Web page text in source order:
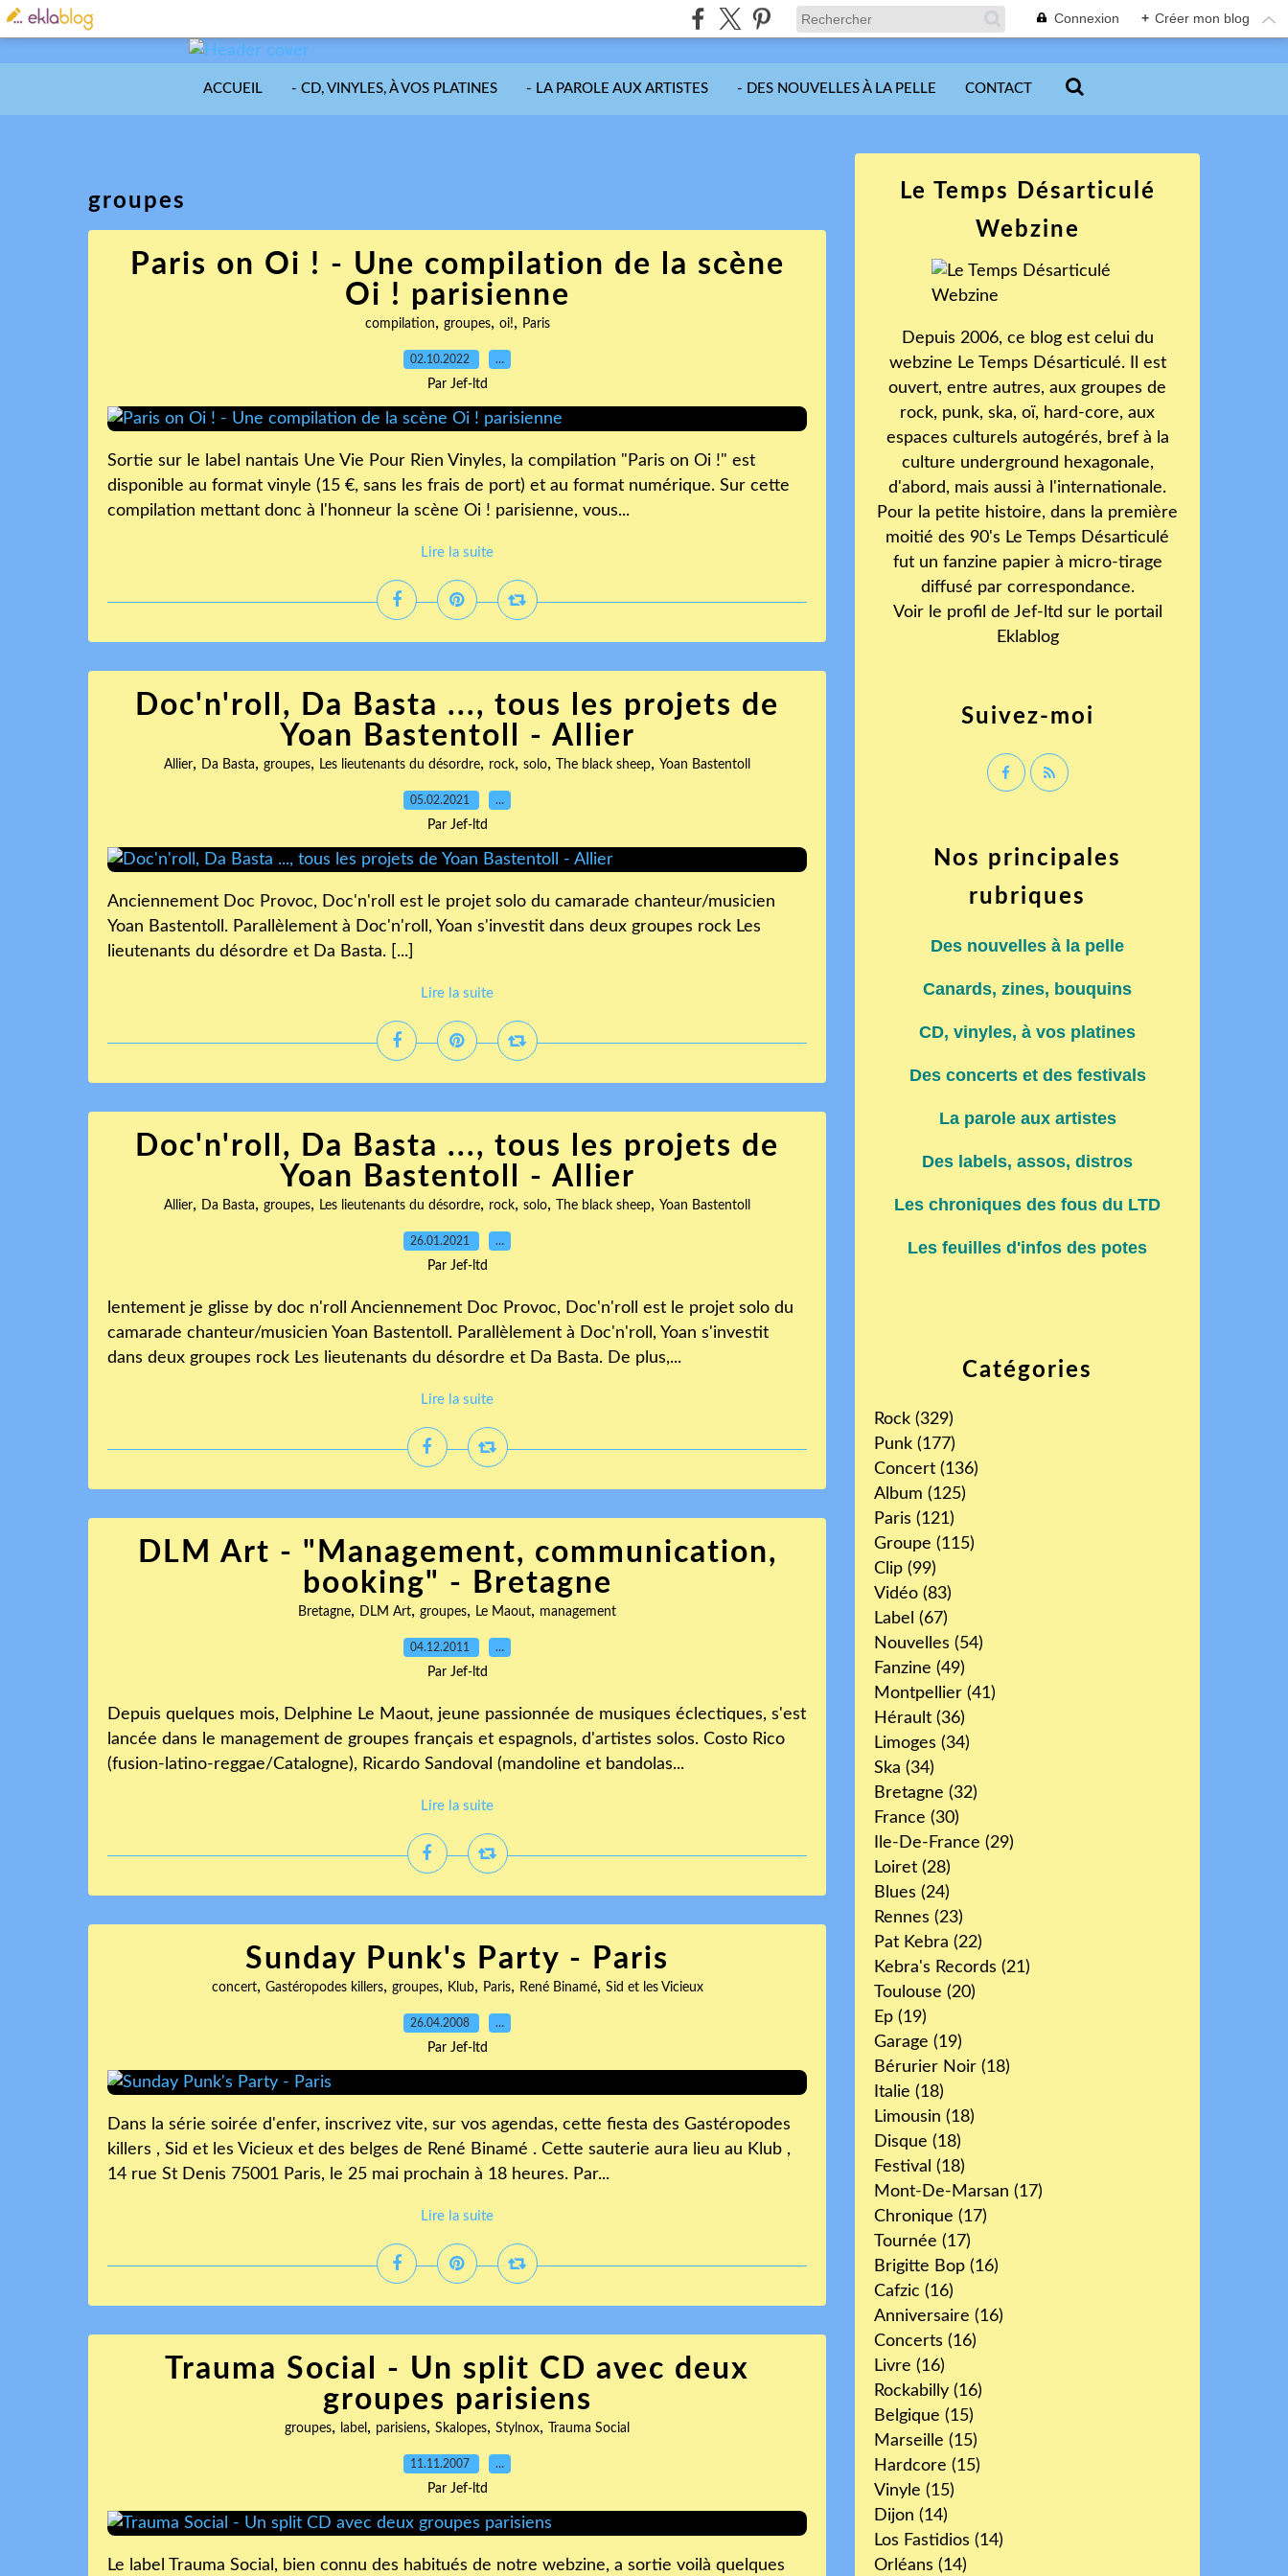
Connexion + Créer mon blog
ACCUEIL - CD, VINYLES, À VOS PLATINES - LA PAROLE AUX ARTISTES - DES NOUVELLES À LA PELLE CONTACT
groupes
Paris on Oi ! - Une compilation de la scène
Oi ! parisienne
compilation, groupes, oi!, Paris
02.10.2022 …
Par Jef-ltd
Sortie sur le label nantais Une Vie Pour Rien Vinyles, la compilation "Paris on Oi !" est
disponible au format vinyle (15 €, sans les frais de port) et au format numérique. Sur cette
compilation mettant donc à l'honneur la scène Oi ! parisienne, vous...
Lire la suite
Doc'n'roll, Da Basta ..., tous les projets de
Yoan Bastentoll - Allier
Allier, Da Basta, groupes, Les lieutenants du désordre, rock, solo, The black sheep, Yoan Bastentoll
05.02.2021 …
Par Jef-ltd
Anciennement Doc Provoc, Doc'n'roll est le projet solo du camarade chanteur/musicien
Yoan Bastentoll. Parallèlement à Doc'n'roll, Yoan s'investit dans deux groupes rock Les
lieutenants du désordre et Da Basta. [...]
Lire la suite
Doc'n'roll, Da Basta ..., tous les projets de
Yoan Bastentoll - Allier
Allier, Da Basta, groupes, Les lieutenants du désordre, rock, solo, The black sheep, Yoan Bastentoll
26.01.2021 …
Par Jef-ltd
lentement je glisse by doc n'roll Anciennement Doc Provoc, Doc'n'roll est le projet solo du
camarade chanteur/musicien Yoan Bastentoll. Parallèlement à Doc'n'roll, Yoan s'investit
dans deux groupes rock Les lieutenants du désordre et Da Basta. De plus,...
Lire la suite
DLM Art - "Management, communication,
booking" - Bretagne
Bretagne, DLM Art, groupes, Le Maout, management
04.12.2011 …
Par Jef-ltd
Depuis quelques mois, Delphine Le Maout, jeune passionnée de musiques éclectiques, s'est
lancée dans le management de groupes français et espagnols, d'artistes solos. Costo Rico
(fusion-latino-reggae/Catalogne), Ricardo Sandoval (mandoline et bandolas...
Lire la suite
Sunday Punk's Party - Paris
concert, Gastéropodes killers, groupes, Klub, Paris, René Binamé, Sid et les Vicieux
26.04.2008 …
Par Jef-ltd
Dans la série soirée d'enfer, inscrivez vite, sur vos agendas, cette fiesta des Gastéropodes
killers , Sid et les Vicieux et des belges de René Binamé . Cette sauterie aura lieu au Klub ,
14 rue St Denis 75001 Paris, le 25 mai prochain à 18 heures. Par...
Lire la suite
Trauma Social - Un split CD avec deux
groupes parisiens
groupes, label , parisiens, Skalopes, Stylnox, Trauma Social
11.11.2007 …
Par Jef-ltd
Le label Trauma Social, bien connu des habitués de notre webzine, a sortie voilà quelques
Catégories
Rock (329)
Punk (177)
Concert (136)
Album (125)
Paris (121)
Groupe (115)
Clip (99)
Vidéo (83)
Label (67)
Nouvelles (54)
Fanzine (49)
Montpellier (41)
Hérault (36)
Limoges (34)
Ska (34)
Bretagne (32)
France (30)
Ile-De-France (29)
Loiret (28)
Blues (24)
Rennes (23)
Pat Kebra (22)
Kebra's Records (21)
Toulouse (20)
Ep (19)
Garage (19)
Bérurier Noir (18)
Italie (18)
Limousin (18)
Disque (18)
Festival (18)
Mont-De-Marsan (17)
Chronique (17)
Tournée (17)
Brigitte Bop (16)
Cafzic (16)
Anniversaire (16)
Concerts (16)
Livre (16)
Rockabilly (16)
Belgique (15)
Marseille (15)
Hardcore (15)
Vinyle (15)
Dijon (14)
Los Fastidios (14)
Orléans (14)
Le Temps Désarticulé
Webzine
Depuis 2006, ce blog est celui du
webzine Le Temps Désarticulé. Il est
ouvert, entre autres, aux groupes de
rock, punk, ska, oï, hard-core, aux
espaces culturels autogérés, bref à la
culture underground hexagonale,
d'abord, mais aussi à l'internationale.
Pour la petite histoire, dans la première
moitié des 90's Le Temps Désarticulé
fut un fanzine papier à micro-tirage
diffusé par correspondance.
Voir le profil de Jef-ltd sur le portail
Eklablog
Suivez-moi
Nos principales
rubriques
Des nouvelles à la pelle
Canards, zines, bouquins
CD, vinyles, à vos platines
Des concerts et des festivals
La parole aux artistes
Des labels, assos, distros
Les chroniques des fous du LTD
Les feuilles d'infos des potes